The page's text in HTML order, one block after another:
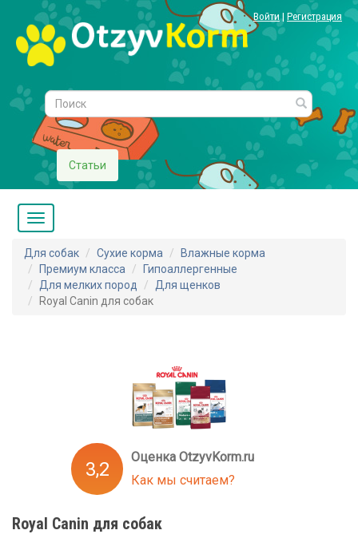
Войти| Регистрация
Статьи
Для собак Сухие корма
Влажные корма
Премиум класса
Гипоаллергенные
Для мелких пород
Для щенков
Royal Canin для собак
3,2
Оценка OtzyvKorm.ru
Как мы считаем?
Royal Canin для собак